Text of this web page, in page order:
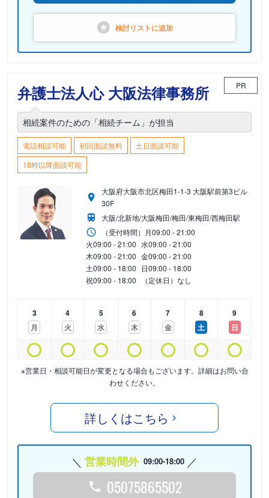
検討リストに追加
弁護士法人心 大阪法律事務所 PR
相続案件のための「相続チーム」が担当
電話相談可能 初回面談無料
土日面談可能
18時以降面談可能
大阪府大阪市北区梅田1-1-3 大阪駅前第3ビル
30F
大阪/北新地/大阪梅田/梅田/東梅田/西梅田駅
（受付時間） 月09:00 - 21:00
火09:00 - 21:00 水09:00 - 21:00
木09:00 - 21:00 金09:00 - 21:00
土09:00 - 18:00 日09:00 - 18:00
祝09:00 - 18:00 （定休日）なし
3
月
4
火
5
水
6
木
7
金
8
土
9
日
※営業日・相談可能日が変更となる場合もございます。詳細はお問い合
わせください。
詳しくはこちら
営業時間外 09:00-18:00
05075865502